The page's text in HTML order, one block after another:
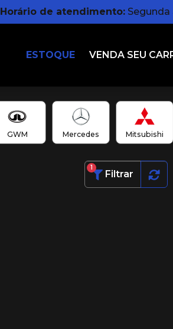
Horário de atendimento: Segunda
ESTOQUE VENDA SEU
GWM Mercedes Mitsubishi
Filtrar
1